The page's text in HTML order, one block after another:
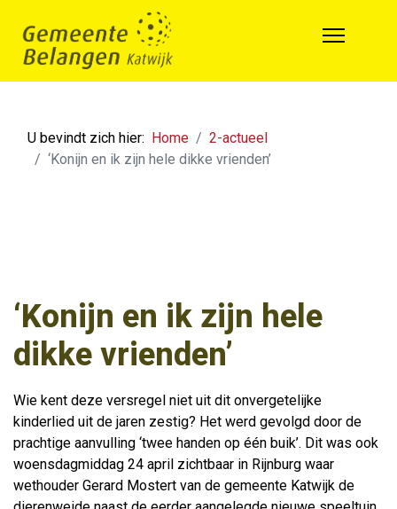
U bevindt zich hier: Home
2-actueel
‘Konijn en ik zijn hele dikke vrienden’
‘Konijn en ik zijn hele
dikke vrienden’
Wie kent deze versregel niet uit dit onvergetelijke
kinderlied uit de jaren zestig? Het werd gevolgd door de
prachtige aanvulling ‘twee handen op één buik’. Dit was ook
woensdagmiddag 24 april zichtbaar in Rijnburg waar
wethouder Gerard Mostert van de gemeente Katwijk de